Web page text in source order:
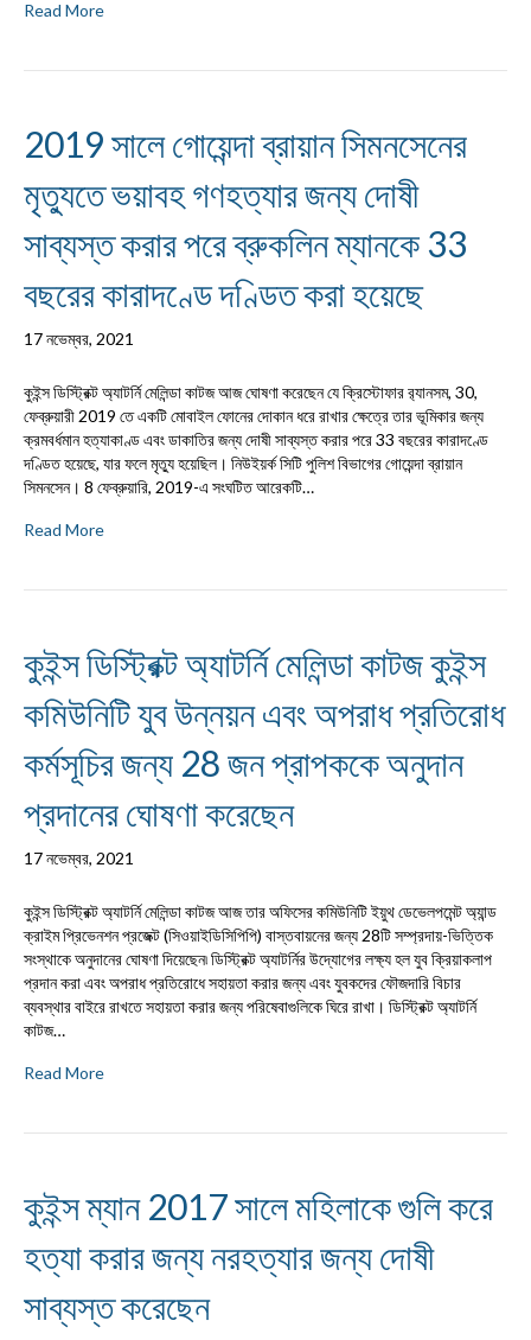
Read More
2019 সালে গোয়েন্দা ব্রায়ান সিমনসেনের
মৃত্যুতে ভয়াবহ গণহত্যার জন্য দোষী
সাব্যস্ত করার পরে ব্রুকলিন ম্যানকে 33
বছরের কারাদণ্ডে দণ্ডিত করা হয়েছে
17 নভেম্বর, 2021
কুইন্স ডিস্ট্রিক্ট অ্যাটর্নি মেলিন্ডা কাটজ আজ ঘোষণা করেছেন যে ক্রিস্টোফার র‍্যানসম, 30,
ফেব্রুয়ারী 2019 তে একটি মোবাইল ফোনের দোকান ধরে রাখার ক্ষেত্রে তার ভূমিকার জন্য
ক্রমবর্ধমান হত্যাকাণ্ড এবং ডাকাতির জন্য দোষী সাব্যস্ত করার পরে 33 বছরের কারাদণ্ডে
দণ্ডিত হয়েছে, যার ফলে মৃত্যু হয়েছিল। নিউইয়র্ক সিটি পুলিশ বিভাগের গোয়েন্দা ব্রায়ান
সিমনসেন। 8 ফেব্রুয়ারি, 2019-এ সংঘটিত আরেকটি…
Read More
কুইন্স ডিস্ট্রিক্ট অ্যাটর্নি মেলিন্ডা কাটজ কুইন্স
কমিউনিটি যুব উন্নয়ন এবং অপরাধ প্রতিরোধ
কর্মসূচির জন্য 28 জন প্রাপককে অনুদান
প্রদানের ঘোষণা করেছেন
17 নভেম্বর, 2021
কুইন্স ডিস্ট্রিক্ট অ্যাটর্নি মেলিন্ডা কাটজ আজ তার অফিসের কমিউনিটি ইয়ুথ ডেভেলপমেন্ট অ্যান্ড
ক্রাইম প্রিভেনশন প্রজেক্ট (সিওয়াইডিসিপিপি) বাস্তবায়নের জন্য 28টি সম্প্রদায়-ভিত্তিক
সংস্থাকে অনুদানের ঘোষণা দিয়েছেন৷ ডিস্ট্রিক্ট অ্যাটর্নির উদ্যোগের লক্ষ্য হল যুব ক্রিয়াকলাপ
প্রদান করা এবং অপরাধ প্রতিরোধে সহায়তা করার জন্য এবং যুবকদের ফৌজদারি বিচার
ব্যবস্থার বাইরে রাখতে সহায়তা করার জন্য পরিষেবাগুলিকে ঘিরে রাখা। ডিস্ট্রিক্ট অ্যাটর্নি
কাটজ…
Read More
কুইন্স ম্যান 2017 সালে মহিলাকে গুলি করে
হত্যা করার জন্য নরহত্যার জন্য দোষী
সাব্যস্ত করেছেন